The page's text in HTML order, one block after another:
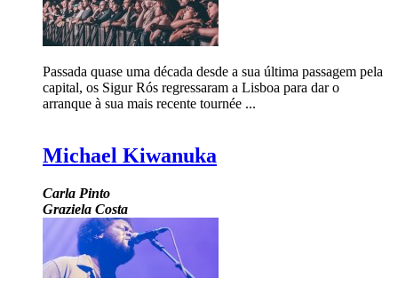
Passada quase uma década desde a sua última passagem pela
capital, os Sigur Rós regressaram a Lisboa para dar o
arranque à sua mais recente tournée ...
Michael Kiwanuka
Carla Pinto
Graziela Costa